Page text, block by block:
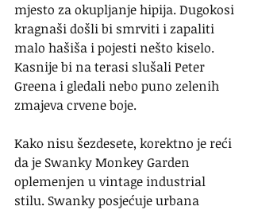
mjesto za okupljanje hipija. Dugokosi
kragnaši došli bi smrviti i zapaliti
malo hašiša i pojesti nešto kiselo.
Kasnije bi na terasi slušali Peter
Greena i gledali nebo puno zelenih
zmajeva crvene boje.
Kako nisu šezdesete, korektno je reći
da je Swanky Monkey Garden
oplemenjen u vintage industrial
stilu. Swanky posjećuje urbana